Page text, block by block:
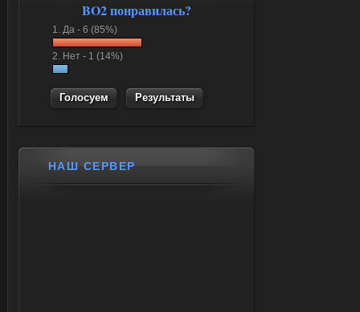
BO2 понравилась?
1. Да - 6 (85%)
2. Нет - 1 (14%)
Результаты
НАШ СЕРВЕР